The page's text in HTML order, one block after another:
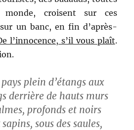
croisent sur ces
un banc, en fin d’après-
l’innocence, s’il vous plaît.
pays plein d’étangs aux
derrière de hauts murs
profonds et noirs
sous des saules,